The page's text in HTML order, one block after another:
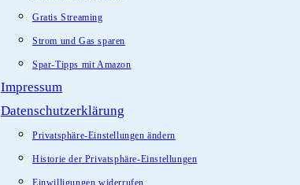
Gratis Streaming
Strom und Gas sparen
Spar-Tipps mit Amazon
Impressum
Datenschutzerklärung
Privatsphäre-Einstellungen ändern
Historie der Privatsphäre-Einstellungen
Einwilligungen widerrufen